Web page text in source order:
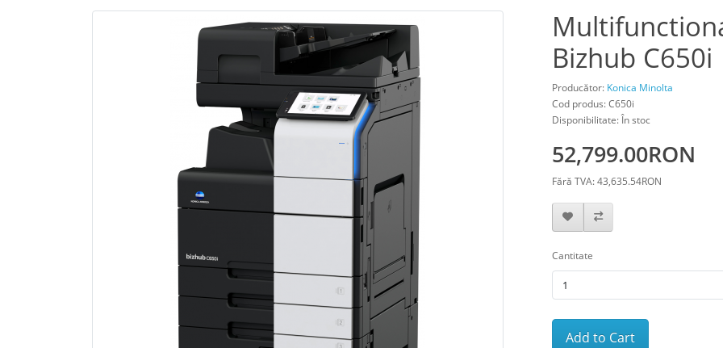
Bizhub C650i
Producător: Konica Minolta
Cod produs: C650i
Disponibilitate: În stoc
52,799.00RON
Fără TVA: 43,635.54RON
Cantitate
Add to Cart